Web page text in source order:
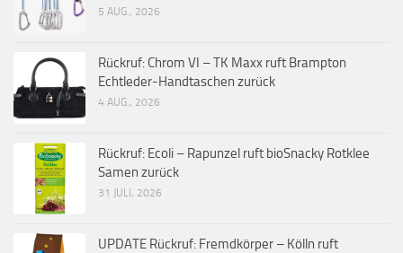
5 AUG., 2026
Rückruf: Chrom VI – TK Maxx ruft Brampton
Echtleder-Handtaschen zurück
4 AUG., 2026
Rückruf: Ecoli – Rapunzel ruft bioSnacky Rotklee
Samen zurück
31 JULI, 2026
UPDATE Rückruf: Fremdkörper – Kölln ruft